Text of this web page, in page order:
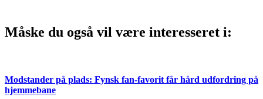
Måske du også vil være interesseret i:
Modstander på plads: Fynsk fan-favorit får hård udfordring på
hjemmebane